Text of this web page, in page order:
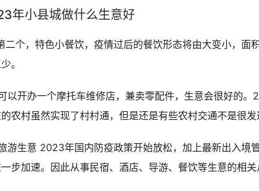
年小县城做什么生意好
二个，特色小餐饮，疫情过后的餐饮形态将由大变小，面
。
以开办一个摩托车维修店，兼卖零配件，生意会很好的
农村虽然实现了村村通，但是还是有些农村交通不是很发
游生意 2023年国内防疫政策开始放松，加上最新出入境
步加速。因此从事民宿、酒店、导游、餐饮等生意的相关